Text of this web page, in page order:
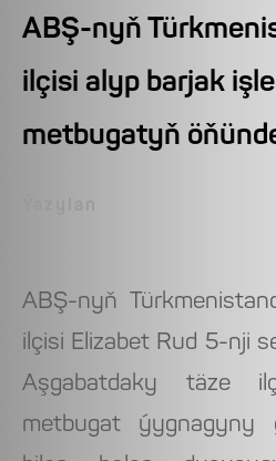
ABŞ-nyň
ilçisi alyp barjak
metbugatyň
ABŞ-nyň
ilçisi Elizabet Rud 5-nji
Aşgabatdaky täze
metbugat ýygnagyny